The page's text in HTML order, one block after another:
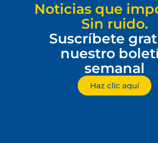
Noticias que
Sin ruido.
Suscríbete
nuestro
semanal
Haz clic aquí